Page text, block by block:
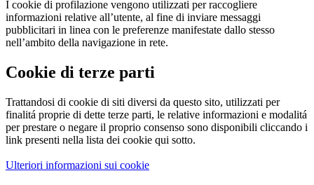
I cookie di profilazione vengono utilizzati per raccogliere
informazioni relative all’utente, al fine di inviare messaggi
pubblicitari in linea con le preferenze manifestate dallo stesso
nell’ambito della navigazione in rete.
Cookie di terze parti
Trattandosi di cookie di siti diversi da questo sito, utilizzati per
finalitá proprie di dette terze parti, le relative informazioni e modalitá
per prestare o negare il proprio consenso sono disponibili cliccando i
link presenti nella lista dei cookie qui sotto.
Ulteriori informazioni sui cookie